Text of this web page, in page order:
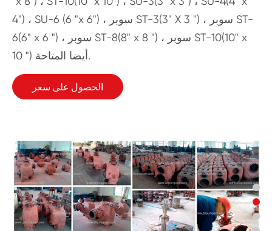
4") ، SU-6 (6 "x 6") ، سوبر ST-3(3" X 3 ") ، سوبر ST-
6(6" x 6 ") ، سوبر ST-8(8" x 8 ") ، سوبر ST-10(10" x
10 ") أيضا المتاحة.
الحصول على سعر